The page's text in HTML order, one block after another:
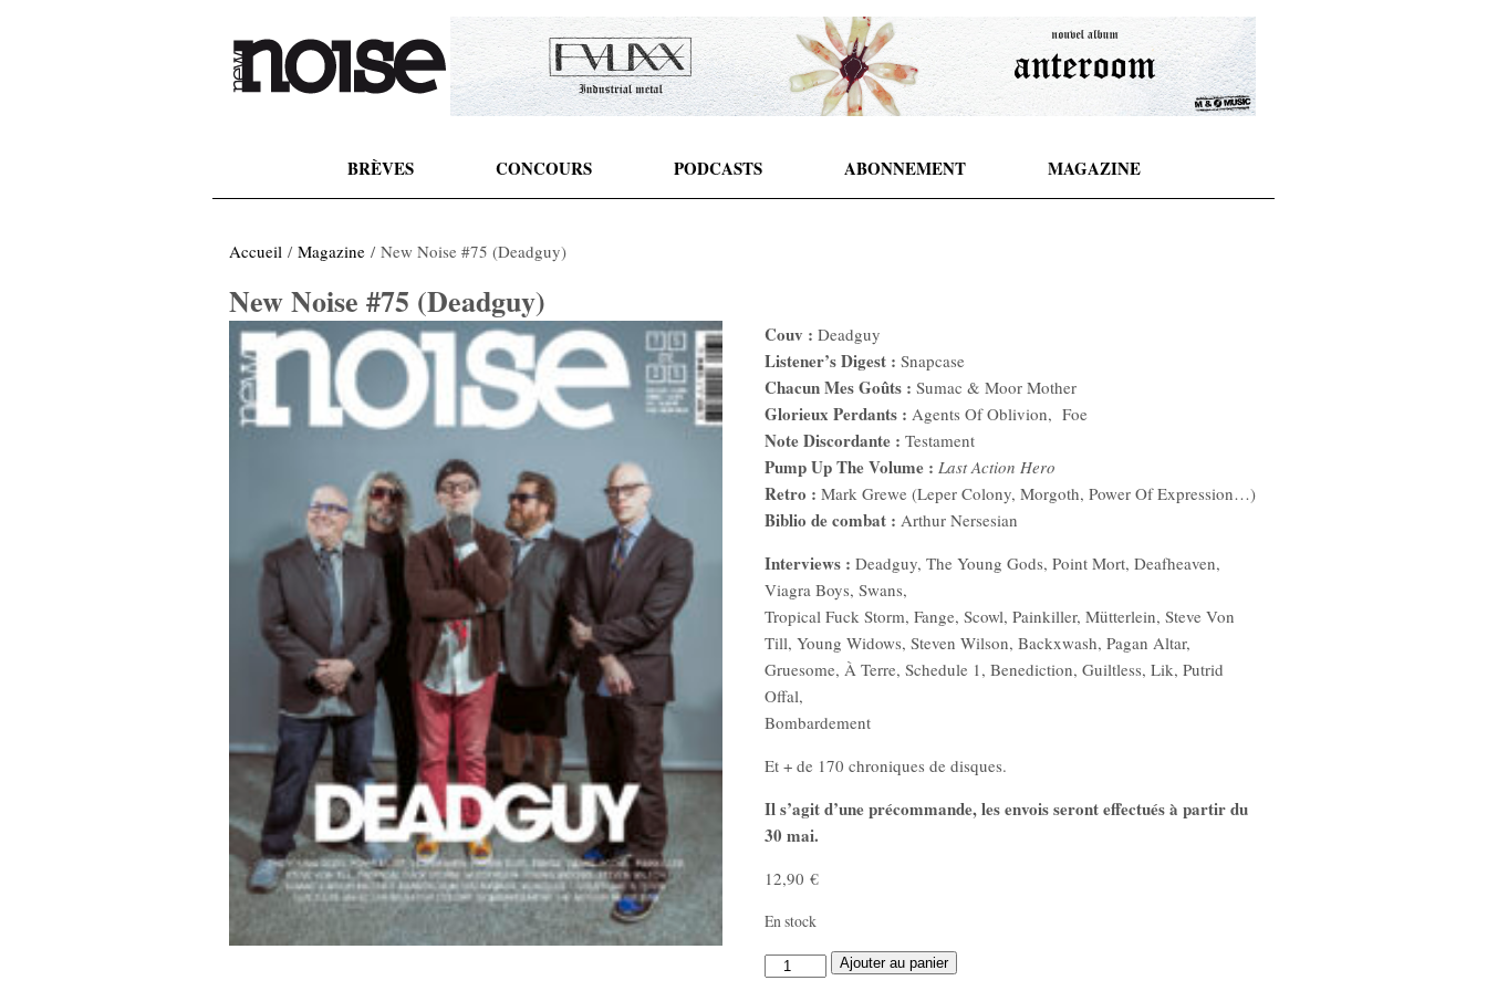
BRÈVES CONCOURS PODCASTS ABONNEMENT MAGAZINE
Accueil / Magazine / New Noise #75 (Deadguy)
New Noise #75 (Deadguy)
Couv : Deadguy
Listener’s Digest : Snapcase
Chacun Mes Goûts : Sumac & Moor Mother
Glorieux Perdants : Agents Of Oblivion, Foe
Note Discordante : Testament
Pump Up The Volume : Last Action Hero
Retro : Mark Grewe (Leper Colony, Morgoth, Power Of Expression…)
Biblio de combat : Arthur Nersesian
Interviews : Deadguy, The Young Gods, Point Mort, Deafheaven,
Viagra Boys, Swans,
Tropical Fuck Storm, Fange, Scowl, Painkiller, Mütterlein, Steve Von
Till, Young Widows, Steven Wilson, Backxwash, Pagan Altar,
Gruesome, À Terre, Schedule 1, Benediction, Guiltless, Lik, Putrid
Offal,
Bombardement
Et + de 170 chroniques de disques.
Il s’agit d’une précommande, les envois seront effectués à partir du
30 mai.
12,90 €
En stock
quantité
Ajouter au panier